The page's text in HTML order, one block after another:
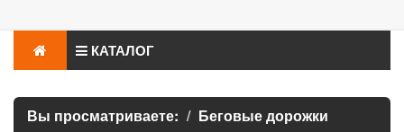
КАТАЛОГ
Вы просматриваете:
Беговые дорожки